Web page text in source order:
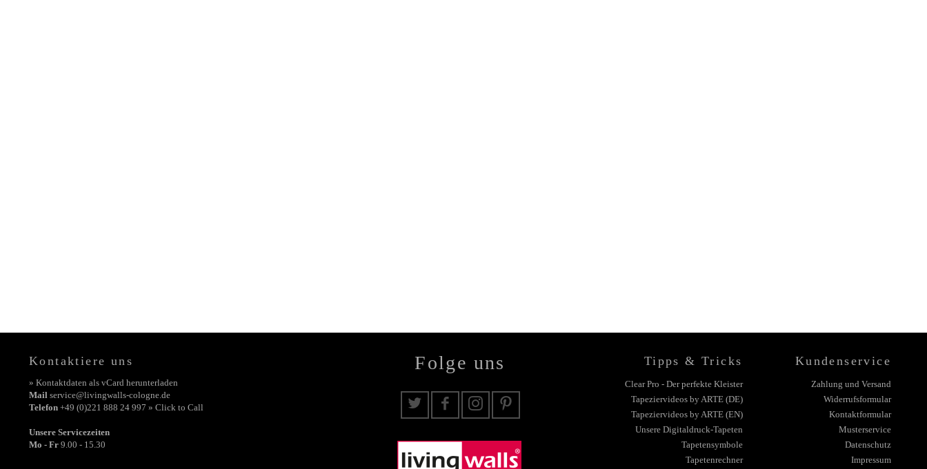
Kontaktiere uns
» Kontaktdaten als vCard herunterladen
Mail service@livingwalls-cologne.de
Telefon +49 (0)221 888 24 997 » Click to Call
Unsere Servicezeiten
Mo - Fr 9.00 - 15.30
Tipps & Tricks
Clear Pro - Der perfekte Kleister
Tapeziervideos by ARTE (DE)
Tapeziervideos by ARTE (EN)
Unsere Digitaldruck-Tapeten
Tapetensymbole
Tapetenrechner
Kundenservice
Zahlung und Versand
Widerrufsformular
Kontaktformular
Musterservice
Datenschutz
Impressum
Folge uns